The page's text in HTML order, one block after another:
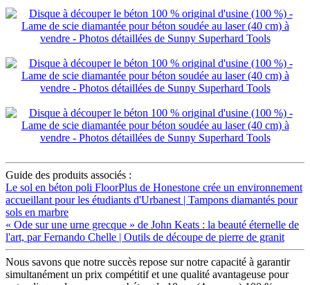
Guide des produits associés :
Le sol en béton poli FloorPlus de Honestone crée un environnement
accueillant pour les étudiants d'Urbanest | Tampons diamantés pour
sols en marbre
« Ode sur une urne grecque » de John Keats : la beauté éternelle de
l'art, par Fernando Chelle | Outils de découpe de pierre de granit
Nous savons que notre succès repose sur notre capacité à garantir
simultanément un prix compétitif et une qualité avantageuse pour